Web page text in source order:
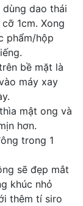
dao thái
1cm. Xong
phẩm/hộp
bề mặt là
máy xay
mật ong và
hơn.
trong 1
sẽ đẹp mắt
khúc nhỏ
thêm tí siro